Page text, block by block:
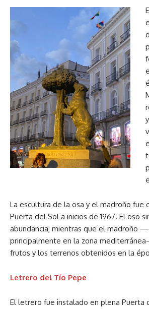
La escultura de la osa y el madroño fue
Puerta del Sol a inicios de 1967. El oso
abundancia; mientras que el madroño
principalmente en la zona
frutos y los terrenos obtenidos en la
Letrero del Tío Pepe
El letrero fue instalado en plena Puerta